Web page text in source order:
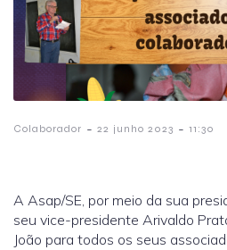
Colaborador - 22 junho 2023 - 11:30
A Asap/SE, por meio da sua
seu vice-presidente Arivaldo
João para todos os seus